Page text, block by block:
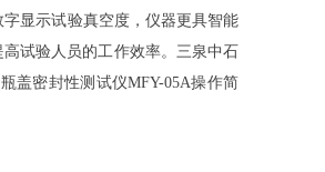
显示试验真空度，仪器更具智能
试验人员的工作效率。三泉中石
盖密封性测试仪MFY-05A操作简